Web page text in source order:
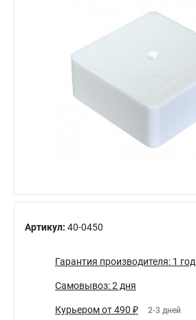
Артикул: 40-0450
Гарантия производителя: 1 год
Самовывоз: 2 дня
Курьером от 490 ₽ 2-3 дней